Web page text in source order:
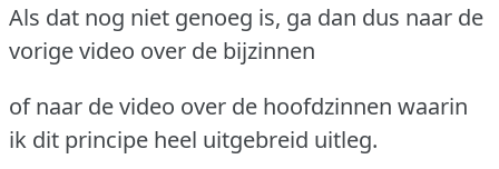
Als dat nog niet genoeg is, ga dan dus naar de
vorige video over de bijzinnen
of naar de video over de hoofdzinnen waarin
ik dit principe heel uitgebreid uitleg.